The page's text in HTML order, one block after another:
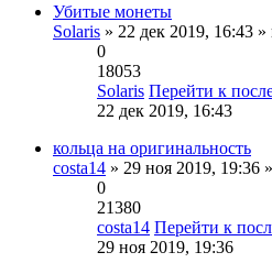
Убитые монеты
Solaris » 22 дек 2019, 16:43
0
18053
Solaris Перейти к
22 дек 2019, 16:43
кольца на оригинальность
costa14 » 29 ноя 2019, 19:36
0
21380
costa14 Перейти к
29 ноя 2019, 19:36